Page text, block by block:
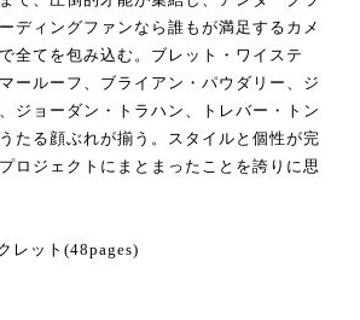
ディングファンなら誰もが満足するカメ
全てを包み込む。ブレット・ワイステ
ールーフ、ブライアン・パウダリー、ジ
ジョーダン・トラハン、トレバー・トン
たる顔ぶれが揃う。スタイルと個性が完
ロジェクトにまとまったことを誇りに思
レット(48pages)